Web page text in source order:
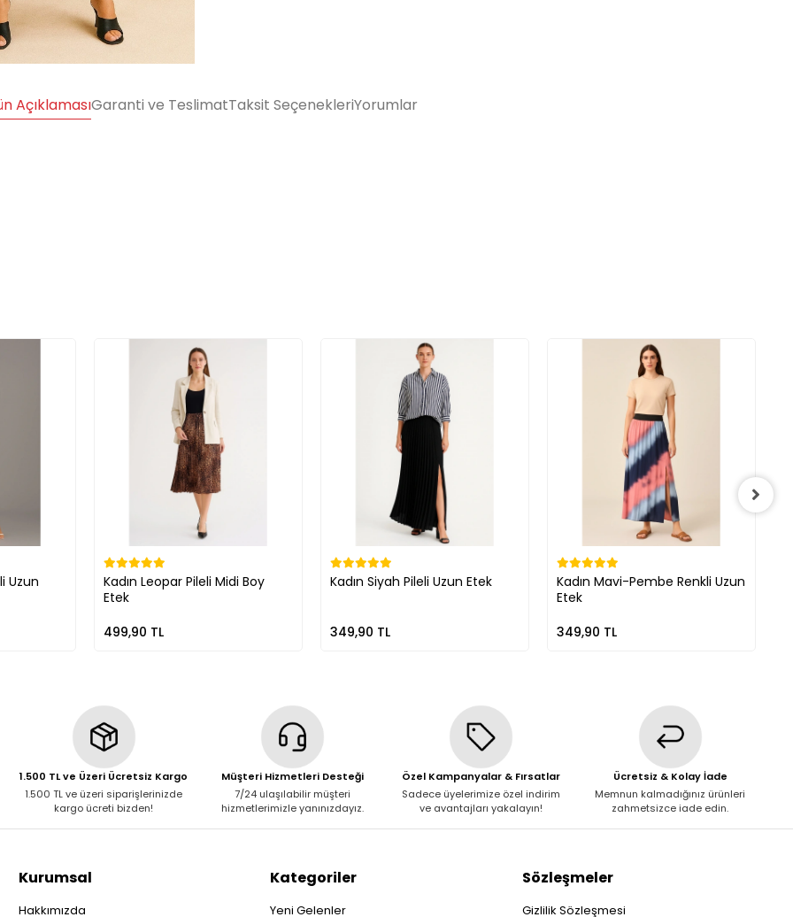
AçıklamasıGaranti ve TeslimatTaksit SeçenekleriYorumlar
Uzun
Kadın Leopar Pileli Midi Boy
Etek
499,90 TL
Kadın Siyah Pileli Uzun Etek
349,90 TL
Kadın Mavi-Pembe Renkli Uzun
Etek
349,90 TL
1.500 TL ve Üzeri Ücretsiz Kargo
1.500 TL ve üzeri siparişlerinizde
kargo ücreti bizden!
Müşteri Hizmetleri Desteği
7/24 ulaşılabilir müşteri
hizmetlerimizle yanınızdayız.
Özel Kampanyalar & Fırsatlar
Sadece üyelerimize özel indirim
ve avantajları yakalayın!
Ücretsiz & Kolay İade
Memnun kalmadığınız ürünleri
zahmetsizce iade edin.
Kurumsal
Hakkımızda
Kategoriler
Yeni Gelenler
Sözleşmeler
Gizlilik Sözleşmesi